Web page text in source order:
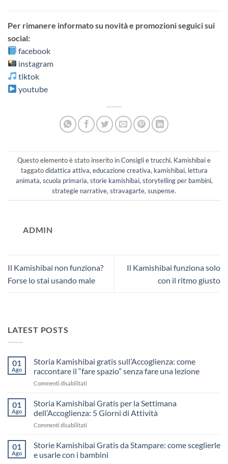
Per rimanere informato su novità e promozioni seguici sui
social:
facebook
instagram
tiktok
youtube
Questo elemento è stato inserito inConsigli e trucchi, Kamishibaie
taggatodidattica attiva, educazione creativa, kamishibai, lettura
animata, scuola primaria, storie kamishibai, storytelling per bambini,
strategie narrative, stravagarte, suspense.
ADMIN
Il Kamishibai non funziona?
Forse lo stai usando male
Il Kamishibai funziona solo
con il ritmo giusto
LATEST POSTS
01
Ago
Storia Kamishibai gratis sull’Accoglienza: come
raccontare il “fare spazio” senza fare una lezione
Commenti disabilitati
Kamishibai
gratis
sull’Accoglienza:
il
“fare
01
Ago
Storia Kamishibai Gratis per la Settimana
dell’Accoglienza: 5 Giorni di Attività
Commenti disabilitati
Kamishibai
Gratis
per
01
Ago
Storie Kamishibai Gratis da Stampare: come sceglierle
e usarle con i bambini